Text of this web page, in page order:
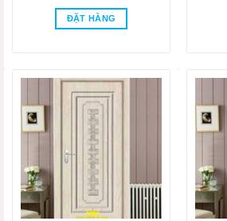
ĐẶT HÀNG